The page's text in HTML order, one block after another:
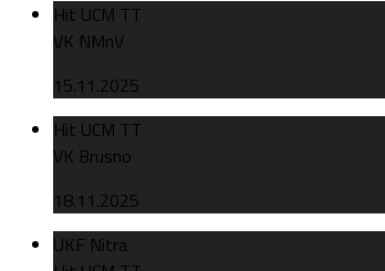
Hit UCM TT
VK NMnV
15.11.2025
Hit UCM TT
VK Brusno
18.11.2025
UKF Nitra